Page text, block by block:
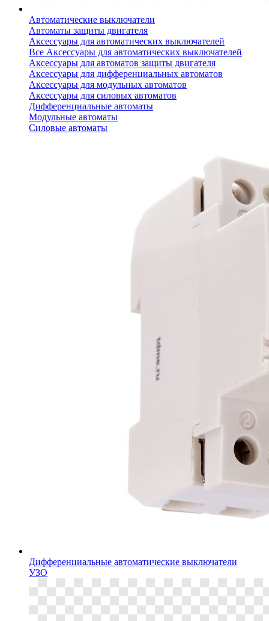
Автоматические выключатели
Автоматы защиты двигателя
Аксессуары для автоматических выключателей
Все Аксессуары для автоматических выключателей
Аксессуары для автоматов защиты двигателя
Аксессуары для дифференциальных автоматов
Аксессуары для модульных автоматов
Аксессуары для силовых автоматов
Дифференциальные автоматы
Модульные автоматы
Силовые автоматы
Дифференциальные автоматические выключатели
УЗО